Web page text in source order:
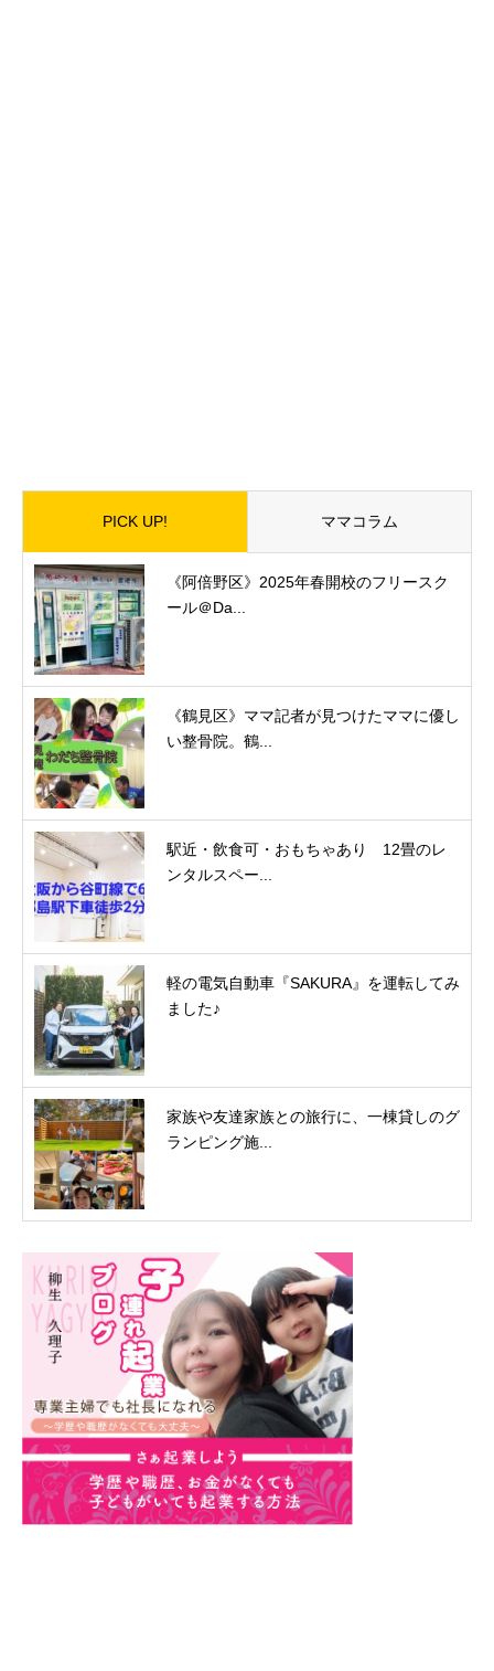
PICK UP! ママコラム
《阿倍野区》2025年春開校のフリースク
ール＠Da...
《鶴見区》ママ記者が見つけたママに優し
い整骨院。鶴...
駅近・飲食可・おもちゃあり 12畳のレ
ンタルスペー...
軽の電気自動車『SAKURA』を運転してみ
ました♪
家族や友達家族との旅行に、一棟貸しのグ
ランピング施...